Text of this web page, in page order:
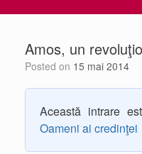
Amos, un
Posted on 15 mai 2014
Această intrare
Oameni ai credinţei